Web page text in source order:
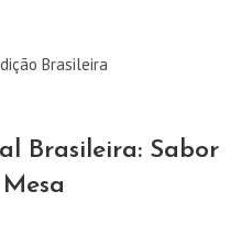
Brasileira: Sabor